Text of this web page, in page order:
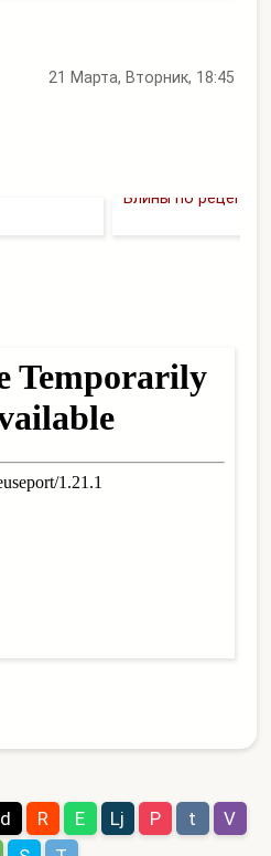
21 Марта, Вторник, 18:45
Блины по рецепту
d R E Lj P t
V